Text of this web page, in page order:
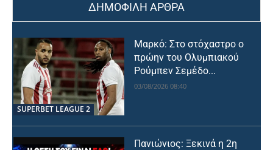
ΔΗΜΟΦΙΛΗ ΑΡΘΡΑ
SUPERBET LEAGUE 2
Μαρκό: Στο στόχαστρο ο
πρώην του Ολυμπιακού
Ρούμπεν Σεμέδο...
03/08/2026 08:40
Πανιώνιος: Ξεκινά η 2η